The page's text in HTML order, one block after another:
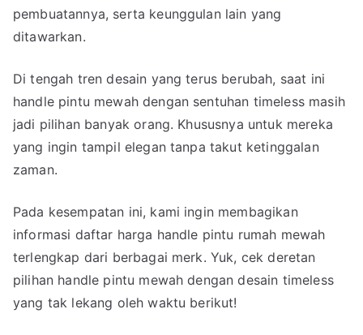
Handle
Nggak
Bikin
Bosan
pembuatannya, serta keunggulan lain yang
ditawarkan.
Di tengah tren desain yang terus berubah, saat ini
handle pintu mewah dengan sentuhan timeless masih
jadi pilihan banyak orang. Khususnya untuk mereka
yang ingin tampil elegan tanpa takut ketinggalan
zaman.
Pada kesempatan ini, kami ingin membagikan
informasi daftar harga handle pintu rumah mewah
terlengkap dari berbagai merk. Yuk, cek deretan
pilihan handle pintu mewah dengan desain timeless
yang tak lekang oleh waktu berikut!